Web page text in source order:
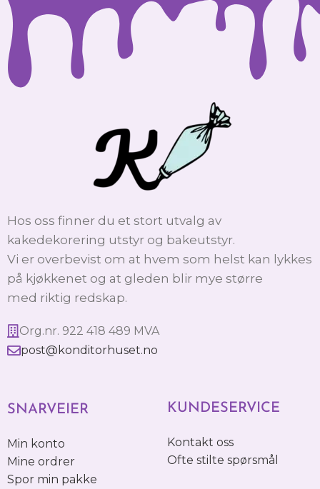
Hos oss finner du et stort utvalg av
kakedekorering utstyr og bakeutstyr.
Vi er overbevist om at hvem som helst kan lykkes
på kjøkkenet og at gleden blir mye større
med riktig redskap.
Org.nr. 922 418 489 MVA
post@konditorhuset.no
SNARVEIER
Min konto
Mine ordrer
Spor min pakke
KUNDESERVICE
Kontakt oss
Ofte stilte spørsmål